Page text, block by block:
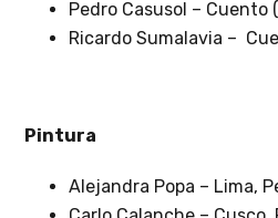
Pedro Casusol – Cuento
Ricardo Sumalavia –
Pintura
Alejandra Popa – Lima,